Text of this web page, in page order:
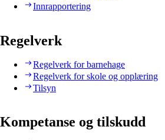
Innrapportering
Regelverk
Regelverk for barnehage
Regelverk for skole og opplæring
Tilsyn
Kompetanse og tilskudd